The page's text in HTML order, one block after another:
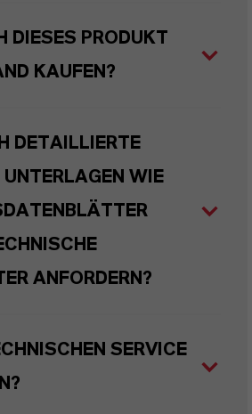
DIESES PRODUKT
KAUFEN?
DETAILLIERTE
WIE
ANFORDERN?
SERVICE